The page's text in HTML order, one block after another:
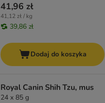
41,96 zł
41,12 zł / kg
39,86 zł
Dodaj do koszyka
Royal Canin Shih Tzu, mus
24 x 85 g